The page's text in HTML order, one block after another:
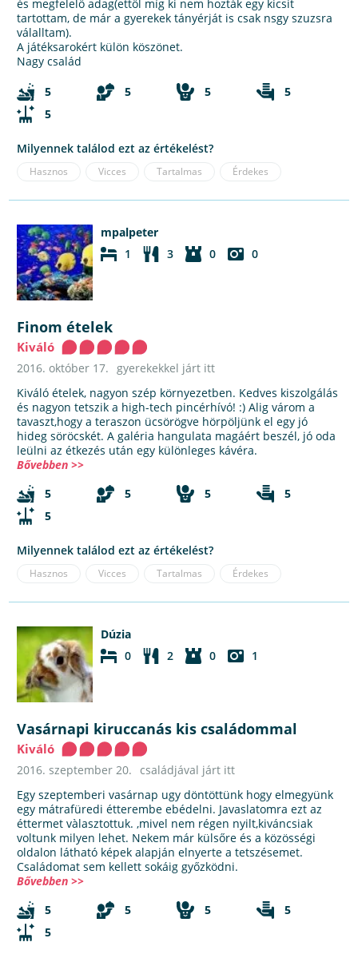
és megfelelő adag(ettől míg ki nem hozták egy kicsit
tartottam, de már a gyerekek tányérját is csak nsgy szuzsra
válalltam).
A játéksarokért külön köszönet.
Nagy család
5
5 5
5
5
Milyennek találod ezt az értékelést?
Hasznos Vicces Tartalmas Érdekes
mpalpeter
1
3 0 0
Finom ételek
Kiváló
2016. október 17. gyerekekkel járt itt
Kiváló ételek, nagyon szép környezetben. Kedves kiszolgálás
és nagyon tetszik a high-tech pincérhívó! :) Alig várom a
tavaszt,hogy a teraszon ücsörögve hörpöljünk el egy jó
hideg söröcskét. A galéria hangulata magáért beszél, jó oda
leülni az étkezés után egy különleges kávéra.
Bővebben >>
5
5 5
5
5
Milyennek találod ezt az értékelést?
Hasznos Vicces Tartalmas Érdekes
Dúzia
0
2 0 1
Vasárnapi kiruccanás kis családommal
Kiváló
2016. szeptember 20.
családjával járt itt
Egy szeptemberi vasárnap ugy döntöttünk hogy elmegyünk
egy mátrafüredi étterembe ebédelni. Javaslatomra ezt az
éttermet vàlasztottuk. ,mivel nem régen nyilt,kiváncsiak
voltunk milyen lehet. Nekem már külsőre és a közösségi
oldalon látható képek alapján elnyerte a tetszésemet.
Családomat sem kellett sokáig győzködni.
Bővebben >>
5
5 5
5
5